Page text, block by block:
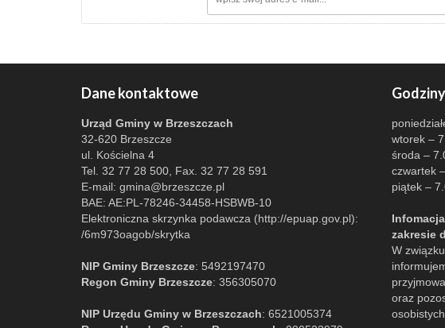
Dane kontaktowe
Urząd Gminy w Brzeszczach
32-620 Brzeszcze
ul. Kościelna 4
Tel. 32 77 28 500, Fax. 32 77 28 591
E-mail: gmina@brzeszcze.pl
BAE: AE:PL-78246-34458-HSBWB-10
Elektroniczna skrzynka podawcza (http://epuap.gov.pl):
/6m973oagob/skrytka
NIP Gminy Brzeszcze: 5492197470
Regon Gminy Brzeszcze: 356305070
NIP Urzędu Gminy w Brzeszczach: 6521005374
wtorek –
środa –
czwartek
piątek –
zakresie
W
oraz